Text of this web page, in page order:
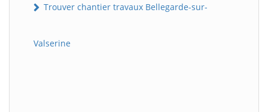
Trouver chantier travaux Bellegarde-sur-
Valserine